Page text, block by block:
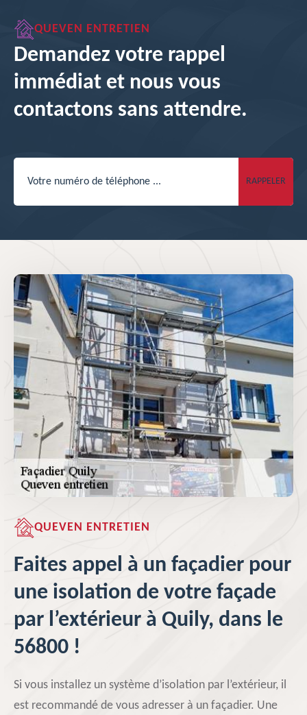
QUEVEN ENTRETIEN
Demandez votre rappel
immédiat et nous vous
contactons sans attendre.
QUEVEN ENTRETIEN
Faites appel à un façadier pour
une isolation de votre façade
par l’extérieur à Quily, dans le
56800 !
Si vous installez un système d’isolation par l’extérieur, il
est recommandé de vous adresser à un façadier. Une